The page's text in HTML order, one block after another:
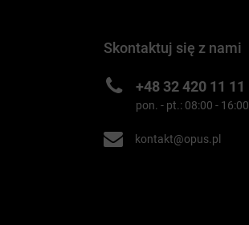
Skontaktuj się z nami
+48 32 420 11 11
pon. - pt.: 08:00 - 16:00
kontakt@opus.pl